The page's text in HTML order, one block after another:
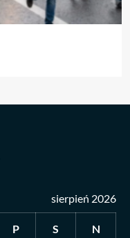
sierpień 2026
P S N